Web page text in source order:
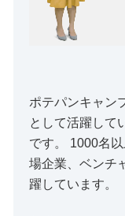
ポテパンキャン
として活躍して
です。 1000名
場企業、ベンチ
躍しています。